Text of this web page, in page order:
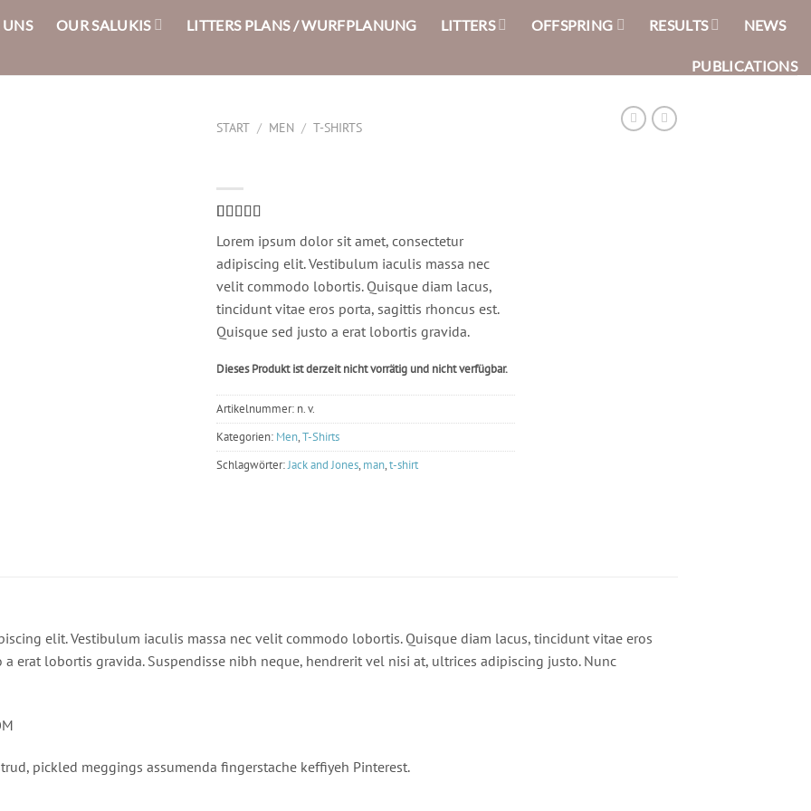
OUR SALUKIS LITTERS PLANS / WURFPLANUNG LITTERS OFFSPRING RESULTS NEWS
PUBLICATIONS
START / MEN / T-SHIRTS
Bewertet
mit4.00
von 5,
basierend
auf
2
Kundenbewertungen
Lorem ipsum dolor sit amet, consectetur
adipiscing elit. Vestibulum iaculis massa nec
velit commodo lobortis. Quisque diam lacus,
tincidunt vitae eros porta, sagittis rhoncus est.
Quisque sed justo a erat lobortis gravida.
Dieses Produkt ist derzeit nicht vorrätig und nicht verfügbar.
Artikelnummer: n. v.
Kategorien: Men,T-Shirts
Schlagwörter:Jack and Jones, man,t-shirt
elit. Vestibulum iaculis massa nec velit commodo lobortis. Quisque diam lacus, tincidunt vitae eros
erat lobortis gravida. Suspendisse nibh neque, hendrerit vel nisi at, ultrices adipiscing justo. Nunc
pickled meggings assumenda fingerstache keffiyeh Pinterest.